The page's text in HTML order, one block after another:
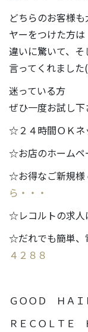
どちらのお客様
ヤーをつけた方は
違いに驚いて、
言ってくれまし
迷っている方
ぜひ一度お試し
☆２４時間ＯＫネ
☆お店のホームペ
☆お得なご新規様
ら・・・
☆レコルトの求人
☆だれでも簡単、
４２８８
ＧＯＯＤ ＨＡ
ＲＥＣＯＬＴＥ